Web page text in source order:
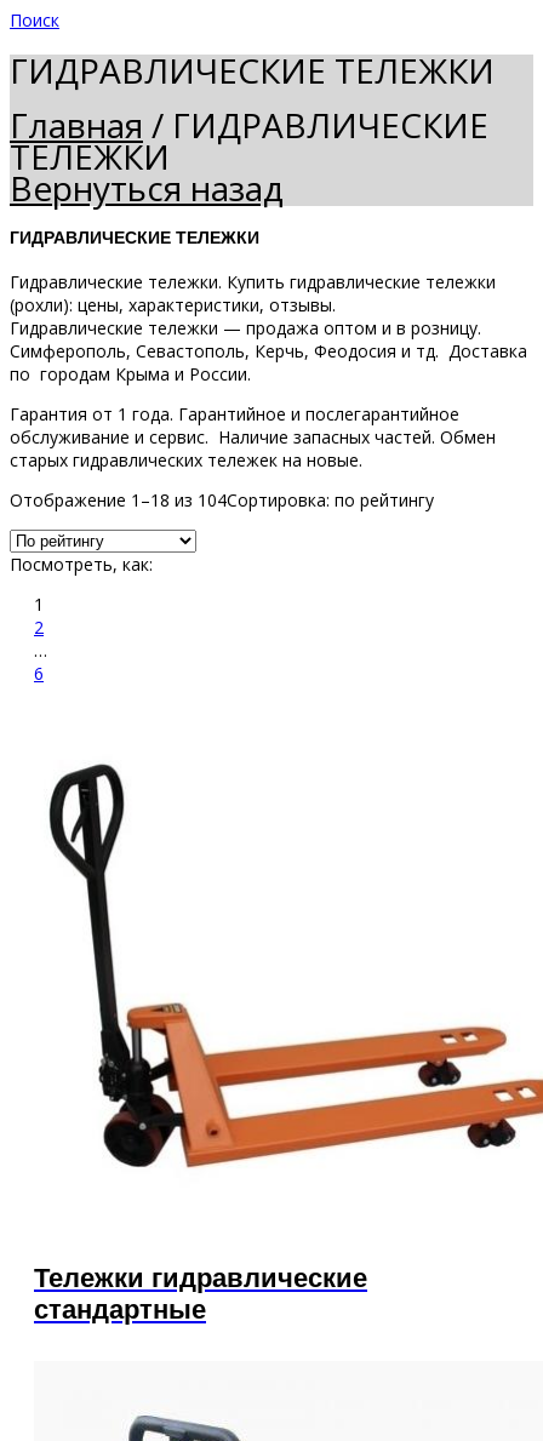
Поиск
ГИДРАВЛИЧЕСКИЕ ТЕЛЕЖКИ
Главная / ГИДРАВЛИЧЕСКИЕ
ТЕЛЕЖКИ
Вернуться назад
ГИДРАВЛИЧЕСКИЕ ТЕЛЕЖКИ
Гидравлические тележки. Купить гидравлические тележки
(рохли): цены, характеристики, отзывы.
Гидравлические тележки — продажа оптом и в розницу.
Симферополь, Севастополь, Керчь, Феодосия и тд. Доставка
по городам Крыма и России.
Гарантия от 1 года. Гарантийное и послегарантийное
обслуживание и сервис. Наличие запасных частей. Обмен
старых гидравлических тележек на новые.
Отображение 1–18 из 104Сортировка: по рейтингу
Посмотреть, как:
1
2
…
6
Тележки гидравлические
стандартные